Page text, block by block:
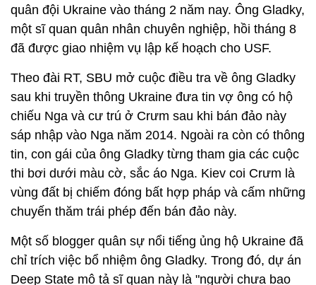
quân đội Ukraine vào tháng 2 năm nay. Ông Gladky,
một sĩ quan quân nhân chuyên nghiệp, hồi tháng 8
đã được giao nhiệm vụ lập kế hoạch cho USF.
Theo đài RT, SBU mở cuộc điều tra về ông Gladky
sau khi truyền thông Ukraine đưa tin vợ ông có hộ
chiếu Nga và cư trú ở Crưm sau khi bán đảo này
sáp nhập vào Nga năm 2014. Ngoài ra còn có thông
tin, con gái của ông Gladky từng tham gia các cuộc
thi bơi dưới màu cờ, sắc áo Nga. Kiev coi Crưm là
vùng đất bị chiếm đóng bất hợp pháp và cấm những
chuyến thăm trái phép đến bán đảo này.
Một số blogger quân sự nổi tiếng ủng hộ Ukraine đã
chỉ trích việc bổ nhiệm ông Gladky. Trong đó, dự án
Deep State mô tả sĩ quan này là "người chưa bao